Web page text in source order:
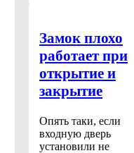
Замок плохо
работает при
открытие и
закрытие
Опять таки, если
входную дверь
установили не